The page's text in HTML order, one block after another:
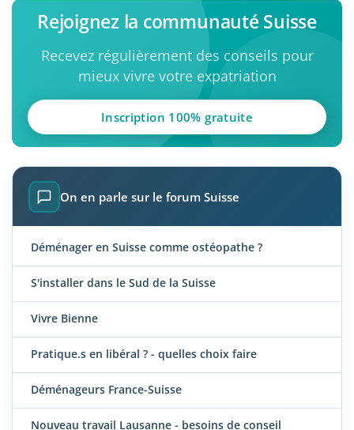
Rejoignez la communauté Suisse
Recevez régulièrement des conseils pour
mieux vivre votre expatriation
Inscription 100% gratuite
On en parle sur le forum Suisse
Déménager en Suisse comme ostéopathe ?
S'installer dans le Sud de la Suisse
Vivre Bienne
Pratique.s en libéral ? - quelles choix faire
Déménageurs France-Suisse
Nouveau travail Lausanne - besoins de conseil